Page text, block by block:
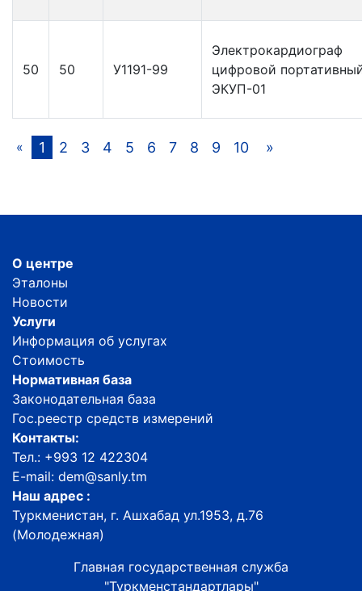
50 50 У1191-99
Электрокардиограф
цифровой
ЭКУП-01
« 1 2 3 4 5 6 7 8 9 10 »
О центре
Эталоны
Новости
Услуги
Информация об услугах
Стоимость
Нормативная база
Законодательная база
Гос.реестр средств измерений
Контакты:
Тел.: +993 12 422304
E-mail: dem@sanly.tm
Наш адрес :
Туркменистан, г. Ашхабад ул.1953, д.76
(Молодежная)
Главная государственная служба
"Туркменстандартлары"